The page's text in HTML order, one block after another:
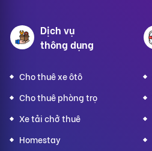
Dịch vụ
thông dụng
Cho thuê xe ôtô
Cho thuê phòng trọ
Xe tải chở thuê
Homestay